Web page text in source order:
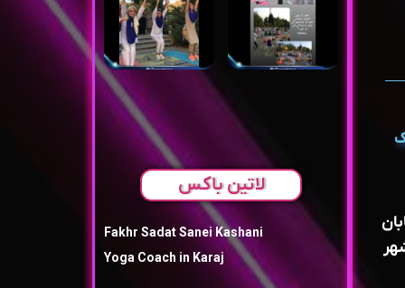
لاتین باکس
Fakhr Sadat Sanei Kashani
Yoga Coach in Karaj